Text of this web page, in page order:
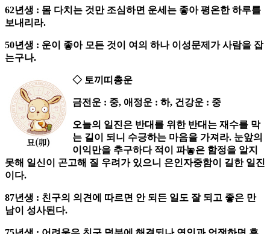
62년생 : 몸 다치는 것만 조심하면 운세는 좋아 평온한 하루를
보내리라.
50년생 : 운이 좋아 모든 것이 여의 하나 이성문제가 사람을 잡
는구나.
◇ 토끼띠총운
금전운 : 중, 애정운 : 하, 건강운 : 중
오늘의 일진은 반대를 위한 반대는 재수를 막
는 길이 되니 수긍하는 마음을 가져라. 눈앞의
이익만을 추구하다 적이 파놓은 함정을 알지
못해 일신이 곤고해 질 우려가 있으니 은인자중함이 길한 일진
이다.
87년생 : 친구의 의견에 따르면 안 되든 일도 잘 되고 좋은 만
남이 성사된다.